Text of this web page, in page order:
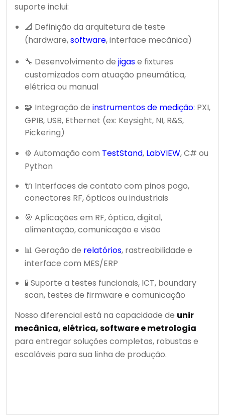
suporte inclui:
📐 Definição da arquitetura de teste
(hardware,software, interface mecânica)
🔧 Desenvolvimento de jigase fixtures
customizados com atuação pneumática,
elétrica ou manual
🧩 Integração de instrumentos de medição: PXI,
GPIB, USB, Ethernet (ex: Keysight, NI, R&S,
Pickering)
⚙️ Automação com TestStand, LabVIEW, C# ou
Python
🔌 Interfaces de contato com pinos pogo,
conectores RF, ópticos ou industriais
🎯 Aplicações em RF, óptica, digital,
alimentação, comunicação e visão
📊 Geração de relatórios, rastreabilidade e
interface com MES/ERP
🧪 Suporte a testes funcionais, ICT, boundary
scan, testes de firmware e comunicação
Nosso diferencial está na capacidade de unir
mecânica, elétrica, software e metrologia
para entregar soluções completas, robustas e
escaláveis para sua linha de produção.